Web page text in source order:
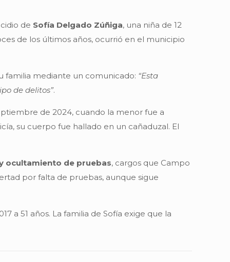
de Sofía Delgado Zúñiga, una niña de 12
de los últimos años, ocurrió en el municipio
familia mediante un comunicado: “Esta
de delitos”.
de 2024, cuando la menor fue a
su cuerpo fue hallado en un cañaduzal. El
ocultamiento de pruebas, cargos que Campo
por falta de pruebas, aunque sigue
a 51 años. La familia de Sofía exige que la